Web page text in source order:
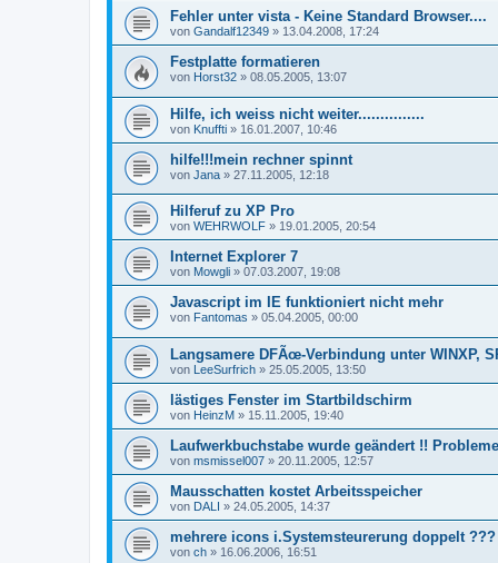
Fehler unter vista - Keine Standard Browser....
von Gandalf12349 » 13.04.2008, 17:24
Festplatte formatieren
von Horst32 » 08.05.2005, 13:07
Hilfe, ich weiss nicht weiter...............
von Knuffti » 16.01.2007, 10:46
hilfe!!!mein rechner spinnt
von Jana » 27.11.2005, 12:18
Hilferuf zu XP Pro
von WEHRWOLF » 19.01.2005, 20:54
Internet Explorer 7
von Mowgli » 07.03.2007, 19:08
Javascript im IE funktioniert nicht mehr
von Fantomas » 05.04.2005, 00:00
Langsamere DFÃœ-Verbindung unter WINXP,
von LeeSurfrich » 25.05.2005, 13:50
lästiges Fenster im Startbildschirm
von HeinzM » 15.11.2005, 19:40
Laufwerkbuchstabe wurde geändert !! Probleme
von msmissel007 » 20.11.2005, 12:57
Mausschatten kostet Arbeitsspeicher
von DALI » 24.05.2005, 14:37
mehrere icons i.Systemsteurerung doppelt ???
von ch » 16.06.2006, 16:51